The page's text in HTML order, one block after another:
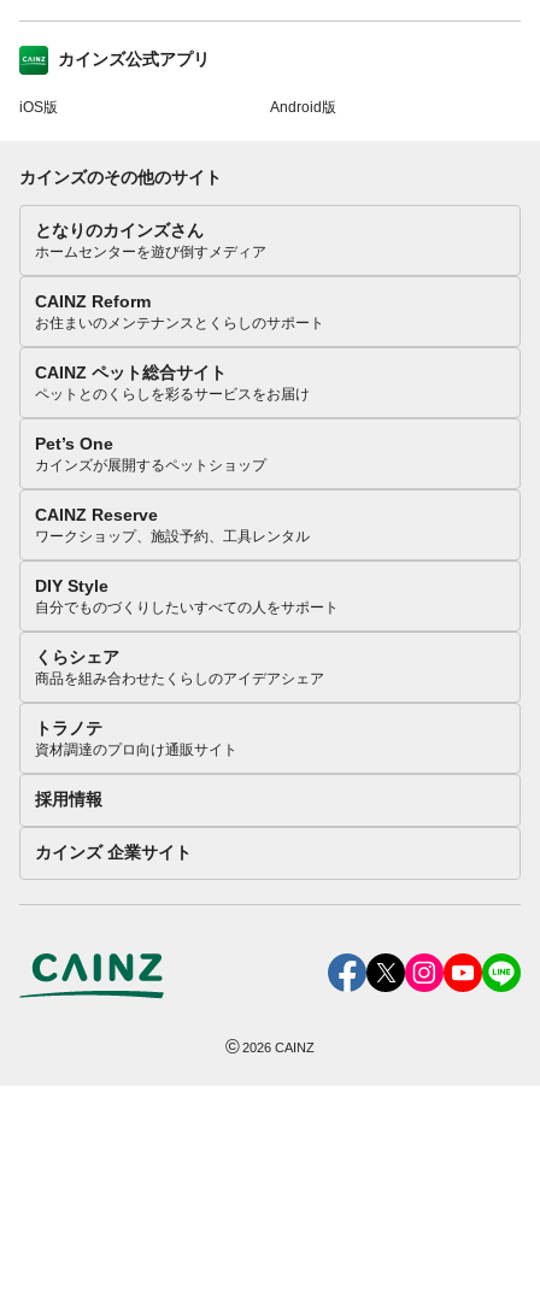
カインズ公式アプリ
iOS版 Android版
カインズのその他のサイト
となりのカインズさん
ホームセンターを遊び倒すメディア
CAINZ Reform
お住まいのメンテナンスとくらしのサポート
CAINZ ペット総合サイト
ペットとのくらしを彩るサービスをお届け
Pet’s One
カインズが展開するペットショップ
CAINZ Reserve
ワークショップ、施設予約、工具レンタル
DIY Style
自分でものづくりしたいすべての人をサポート
くらシェア
商品を組み合わせたくらしのアイデアシェア
トラノテ
資材調達のプロ向け通販サイト
採用情報
カインズ 企業サイト
©2026 CAINZ